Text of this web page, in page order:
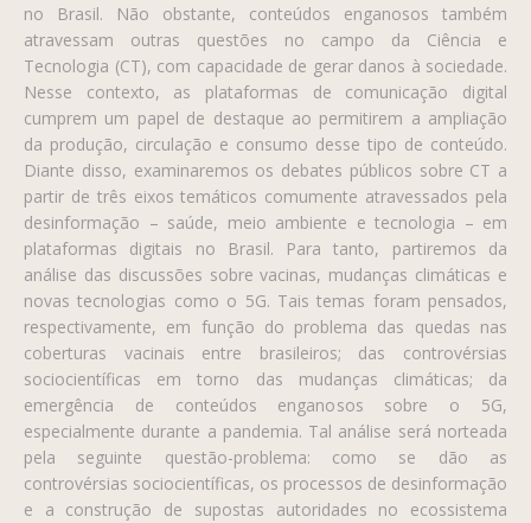
no Brasil. Não obstante, conteúdos enganosos também
atravessam outras questões no campo da Ciência e
Tecnologia (CT), com capacidade de gerar danos à sociedade.
Nesse contexto, as plataformas de comunicação digital
cumprem um papel de destaque ao permitirem a ampliação
da produção, circulação e consumo desse tipo de conteúdo.
Diante disso, examinaremos os debates públicos sobre CT a
partir de três eixos temáticos comumente atravessados pela
desinformação – saúde, meio ambiente e tecnologia – em
plataformas digitais no Brasil. Para tanto, partiremos da
análise das discussões sobre vacinas, mudanças climáticas e
novas tecnologias como o 5G. Tais temas foram pensados,
respectivamente, em função do problema das quedas nas
coberturas vacinais entre brasileiros; das controvérsias
sociocientíficas em torno das mudanças climáticas; da
emergência de conteúdos enganosos sobre o 5G,
especialmente durante a pandemia. Tal análise será norteada
pela seguinte questão-problema: como se dão as
controvérsias sociocientíficas, os processos de desinformação
e a construção de supostas autoridades no ecossistema